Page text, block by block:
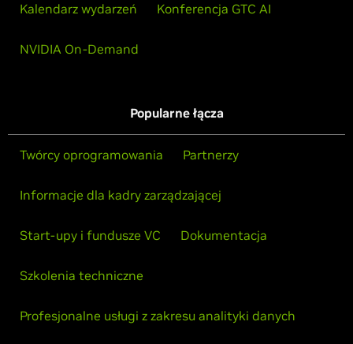
Kalendarz wydarzeń Konferencja GTC AI
NVIDIA On-Demand
Popularne łącza
Twórcy oprogramowania Partnerzy
Informacje dla kadry zarządzającej
Start-upy i fundusze VC Dokumentacja
Szkolenia techniczne
Profesjonalne usługi z zakresu analityki danych